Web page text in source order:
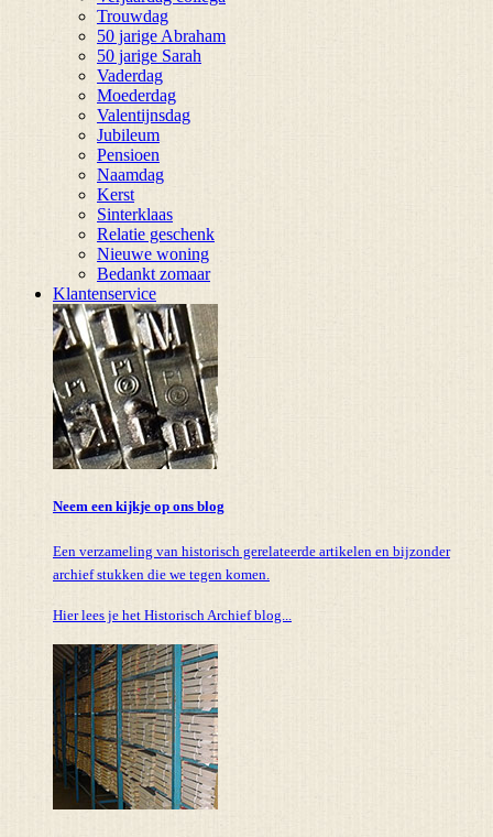
Trouwdag
50 jarige Abraham
50 jarige Sarah
Vaderdag
Moederdag
Valentijnsdag
Jubileum
Pensioen
Naamdag
Kerst
Sinterklaas
Relatie geschenk
Nieuwe woning
Bedankt zomaar
Klantenservice
Neem een kijkje op ons blog
Een verzameling van historisch gerelateerde artikelen en bijzonder
archief stukken die we tegen komen.
Hier lees je het Historisch Archief blog...